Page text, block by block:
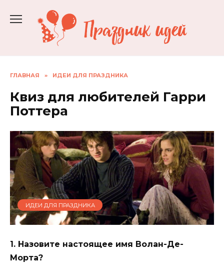
содержанию
ГЛАВНАЯ » ИДЕИ ДЛЯ ПРАЗДНИКА
Квиз для любителей Гарри
Поттера
ИДЕИ ДЛЯ ПРАЗДНИКА
1. Назовите настоящее имя Волан-Де-
Морта?